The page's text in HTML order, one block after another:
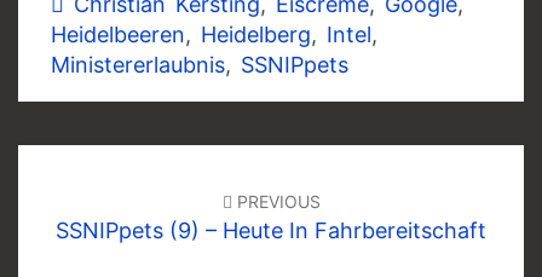
Heidelbeeren, Heidelberg, Intel,
Ministererlaubnis, SSNIPpets
PREVIOUS
SSNIPpets (9) – Heute In Fahrbereitschaft